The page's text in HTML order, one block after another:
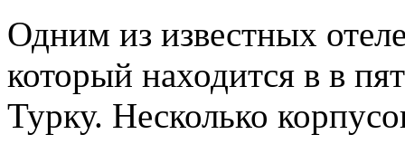
Одним из известных
который находится в в
Турку. Несколько